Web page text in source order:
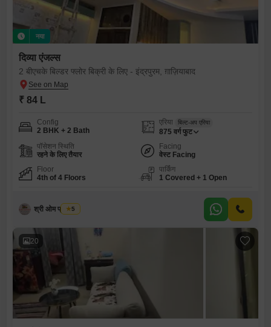
नया
दिव्या एंजल्स
2 बीएचके बिल्डर फ्लोर बिक्री के लिए - इंद्रपुरम, ग़ाज़ियाबाद
₹ 84 L
Config
2 BHK + 2 Bath
एरिया बिल्ट-अप एरिया
875 वर्ग फुट
पॉसेशन स्थिति
रहने के लिए तैयार
Facing
वेस्ट Facing
Floor
4th of 4 Floors
पार्किंग
1 Covered + 1 Open
श्री ओम प्रॉपर्टीज
5
20